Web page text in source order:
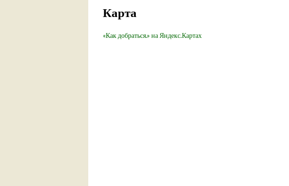
Карта
«Как добраться.» на Яндекс.Картах